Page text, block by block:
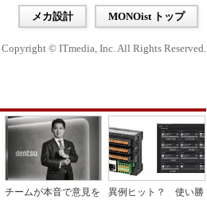
メカ設計 MONOist トップ
Copyright © ITmedia, Inc. All Rights Reserved.
チームが本音で意見を
異例ヒット？ 使い勝